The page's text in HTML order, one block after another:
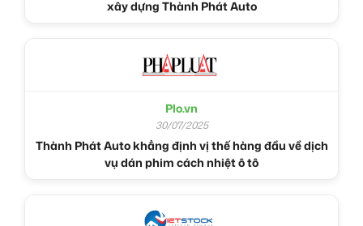
xây dựng Thành Phát Auto
Plo.vn
30/07/2025
Thành Phát Auto khẳng định vị thế hàng đầu về dịch
vụ dán phim cách nhiệt ô tô